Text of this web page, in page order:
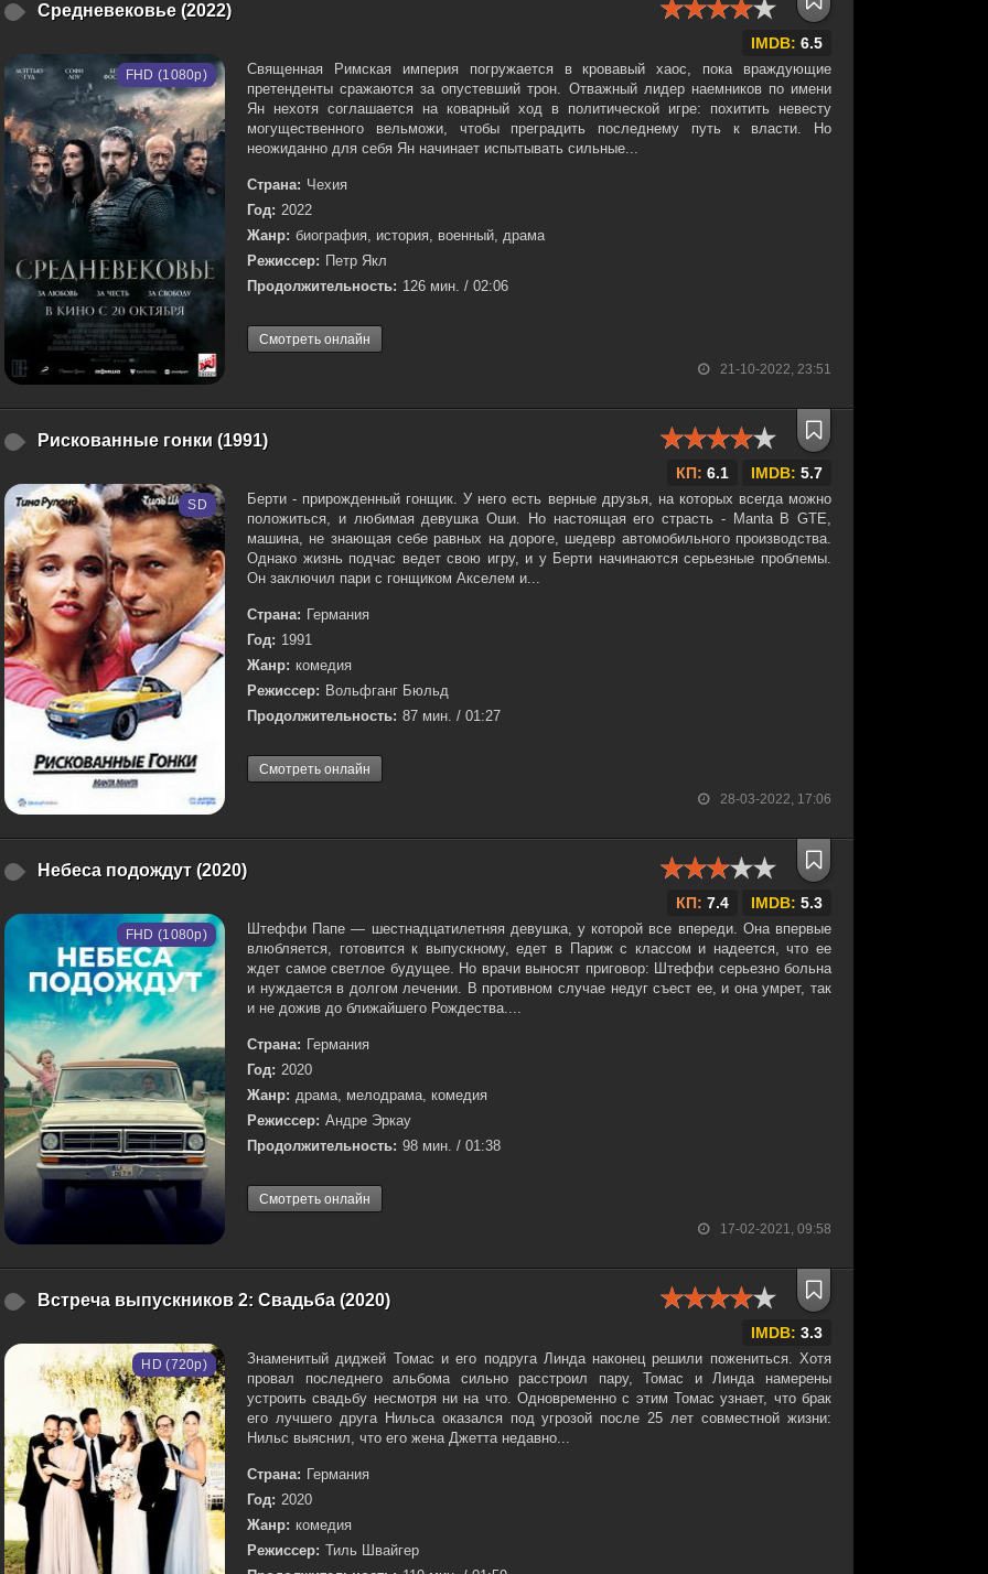
Средневековье (2022)
IMDB: 6.5
21-10-2022, 23:51
FHD (1080p)
Священная Римская империя погружается в кровавый хаос, пока враждующие
претенденты сражаются за опустевший трон. Отважный лидер наемников по имени
Ян нехотя соглашается на коварный ход в политической игре: похитить невесту
могущественного вельможи, чтобы преградить последнему путь к власти. Но
неожиданно для себя Ян начинает испытывать сильные...
Страна: Чехия
Год: 2022
Жанр: биография, история, военный, драма
Режиссер: Петр Якл
Продолжительность: 126 мин. / 02:06
Смотреть онлайн
Рискованные гонки (1991)
КП: 6.1 IMDB: 5.7
28-03-2022, 17:06
SD
Берти - прирожденный гонщик. У него есть верные друзья, на которых всегда можно
положиться, и любимая девушка Оши. Но настоящая его страсть - Manta В GTE,
машина, не знающая себе равных на дороге, шедевр автомобильного производства.
Однако жизнь подчас ведет свою игру, и у Берти начинаются серьезные проблемы.
Он заключил пари с гонщиком Акселем и...
Страна: Германия
Год: 1991
Жанр: комедия
Режиссер: Вольфганг Бюльд
Продолжительность: 87 мин. / 01:27
Смотреть онлайн
Небеса подождут (2020)
КП: 7.4 IMDB: 5.3
17-02-2021, 09:58
FHD (1080p)
Штеффи Папе — шестнадцатилетняя девушка, у которой все впереди. Она впервые
влюбляется, готовится к выпускному, едет в Париж с классом и надеется, что ее
ждет самое светлое будущее. Но врачи выносят приговор: Штеффи серьезно больна
и нуждается в долгом лечении. В противном случае недуг съест ее, и она умрет, так
и не дожив до ближайшего Рождества....
Страна: Германия
Год: 2020
Жанр: драма, мелодрама, комедия
Режиссер: Андре Эркау
Продолжительность: 98 мин. / 01:38
Смотреть онлайн
Встреча выпускников 2: Свадьба (2020)
IMDB: 3.3
HD (720p)
Знаменитый диджей Томас и его подруга Линда наконец решили пожениться. Хотя
провал последнего альбома сильно расстроил пару, Томас и Линда намерены
устроить свадьбу несмотря ни на что. Одновременно с этим Томас узнает, что брак
его лучшего друга Нильса оказался под угрозой после 25 лет совместной жизни:
Нильс выяснил, что его жена Джетта недавно...
Страна: Германия
Год: 2020
Жанр: комедия
Режиссер: Тиль Швайгер